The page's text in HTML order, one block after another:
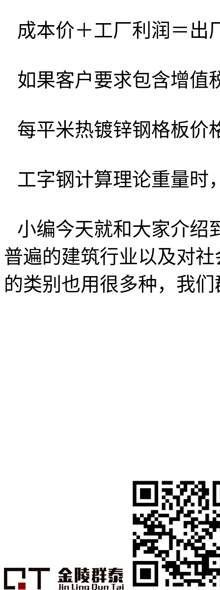
成本价＋工厂利润＝出
如果客户要求包含增值
每平米热镀锌钢格板价
工字钢计算理论重量时
小编今天就和大家介绍
普遍的建筑行业以及对
的类别也用很多种，我